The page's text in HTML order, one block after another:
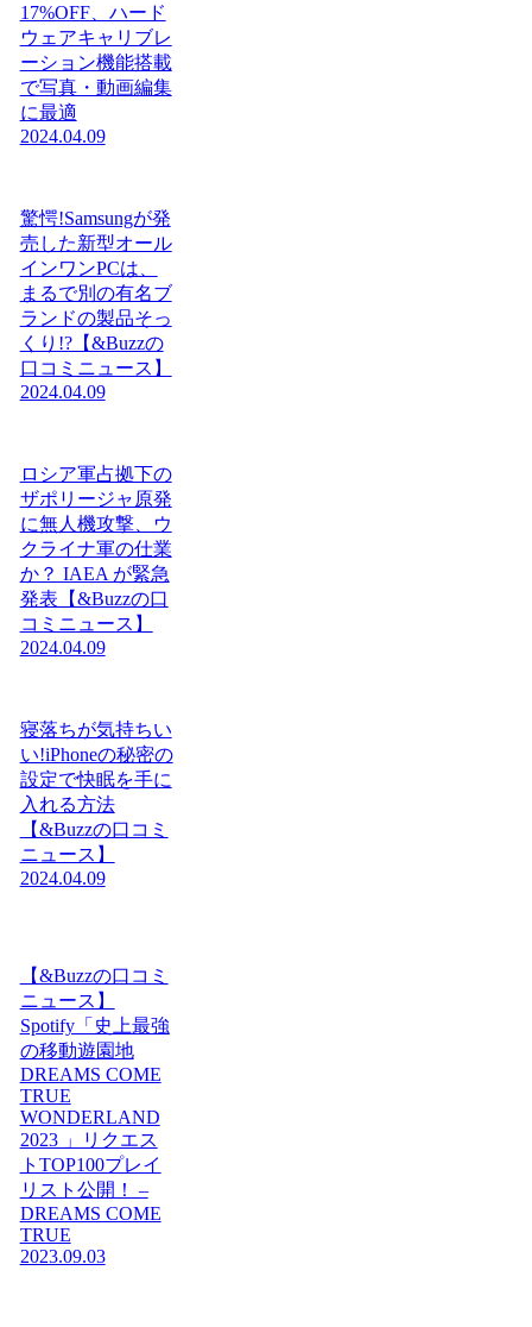
17%OFF、ハード
ウェアキャリブレ
ーション機能搭載
で写真・動画編集
に最適
2024.04.09
驚愕!Samsungが発
売した新型オール
インワンPCは、
まるで別の有名ブ
ランドの製品そっ
くり!?【&Buzzの
口コミニュース】
2024.04.09
ロシア軍占拠下の
ザポリージャ原発
に無人機攻撃、ウ
クライナ軍の仕業
か？ IAEA が緊急
発表【&Buzzの口
コミニュース】
2024.04.09
寝落ちが気持ちい
い!iPhoneの秘密の
設定で快眠を手に
入れる方法
【&Buzzの口コミ
ニュース】
2024.04.09
【&Buzzの口コミ
ニュース】
Spotify「史上最強
の移動遊園地
DREAMS COME
TRUE
WONDERLAND
2023 」リクエス
トTOP100プレイ
リスト公開！ –
DREAMS COME
TRUE
2023.09.03